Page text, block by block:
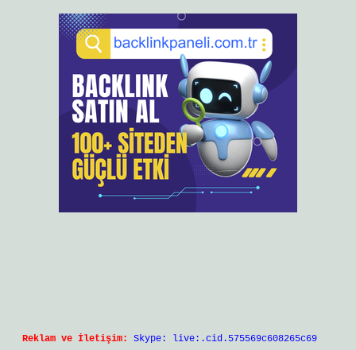
Reklam ve İletişim: Skype: live:.cid.575569c608265c69